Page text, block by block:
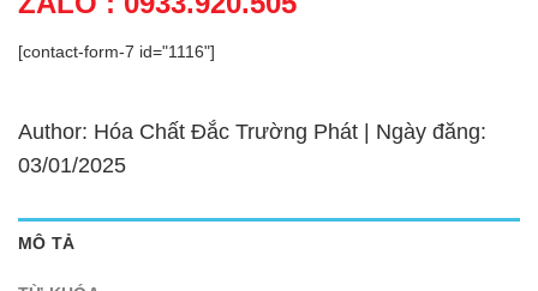
[contact-form-7 id="1116"]
Author: Hóa Chất Đắc Trường Phát | Ngày đăng:
03/01/2025
MÔ TẢ